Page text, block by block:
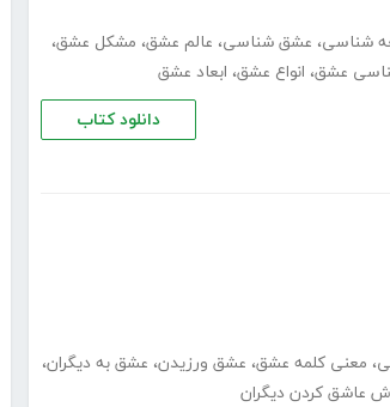
شناسی، عشق شناسی، عالم عشق، مشکل عشق،
عشق، انواع عشق، ابعاد عشق
دانلود کتاب
، معنی کلمه عشق، عشق ورزیدن، عشق به دیگران،
عاشق کردن دیگران